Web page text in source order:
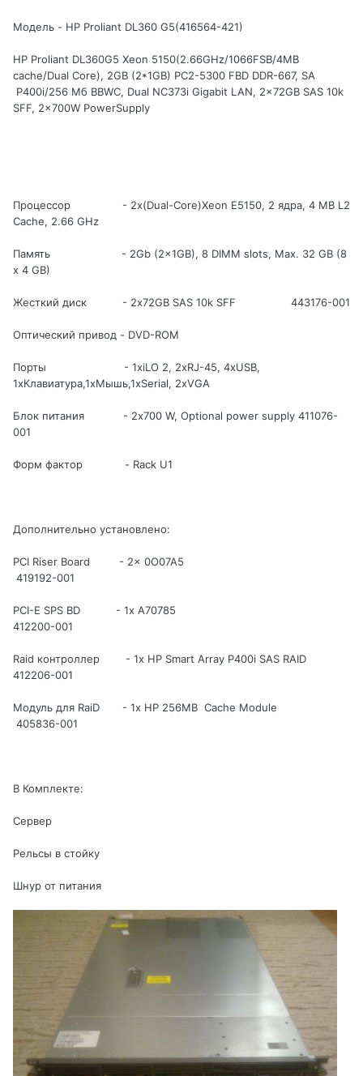
Модель - HP Proliant DL360 G5(416564-421)
HP Proliant DL360G5 Xeon 5150(2.66GHz/1066FSB/4MB
cache/Dual Core), 2GB (2*1GB) PC2-5300 FBD DDR-667, SA
P400i/256 Мб BBWC, Dual NC373i Gigabit LAN, 2x72GB SAS 10k
SFF, 2x700W PowerSupply
Процессор - 2х(Dual-Core)Xeon E5150, 2 ядра, 4 MB L2
Cache, 2.66 GHz
Память - 2Gb (2x1GB), 8 DIMM slots, Max. 32 GB (8
x 4 GB)
Жесткий диск - 2x72GB SAS 10k SFF 443176-001
Оптический привод - DVD-ROM
Порты - 1xiLO 2, 2xRJ-45, 4xUSB,
1xКлавиатура,1xМышь,1xSerial, 2xVGA
Блок питания - 2x700 W, Optional power supply 411076-
001
Форм фактор - Rack U1
Дополнительно установлено:
PCI Riser Board - 2x 0O07A5
419192-001
PCI-E SPS BD - 1x A70785
412200-001
Raid контроллер - 1x HP Smart Array P400i SAS RAID
412206-001
Модуль для RaiD - 1x HP 256MB Cache Module
405836-001
В Комплекте:
Сервер
Рельсы в стойку
Шнур от питания